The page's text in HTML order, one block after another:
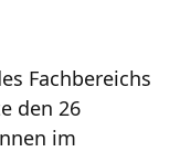
Fachbereichs
den 26
im